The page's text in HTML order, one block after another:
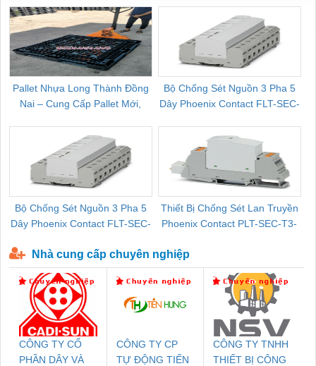
Pallet Nhựa Long Thành Đồng
Nai – Cung Cấp Pallet Mới,
Bộ Chống Sét Nguồn 3 Pha 5
Dây Phoenix Contact FLT-SEC-
Bộ Chống Sét Nguồn 3 Pha 5
Dây Phoenix Contact FLT-SEC-
Thiết Bị Chống Sét Lan Truyền
Phoenix Contact PLT-SEC-T3-
Nhà cung cấp chuyên nghiệp
CÔNG TY CỔ
PHẦN DÂY VÀ
CÔNG TY CP
TỰ ĐỘNG TIẾN
CÔNG TY TNHH
THIẾT BỊ CÔNG